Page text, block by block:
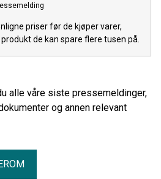
priser før de kjøper varer,
de kan spare flere tusen på.
alle våre siste pressemeldinger,
og annen relevant